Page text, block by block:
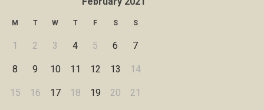
M T W T F S S
1 2 3 4 5 6 7
8 9 10 11 12 13 14
15 16 17 18 19 20 21